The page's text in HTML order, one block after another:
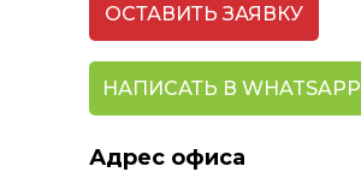
Адрес офиса
ОСТАВИТЬ ЗАЯВКУ
НАПИСАТЬ В WHATSAPP